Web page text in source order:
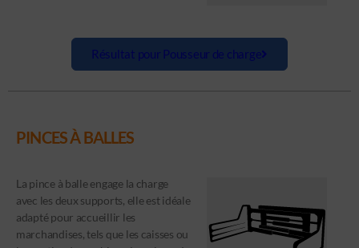
Résultat pour Pousseur de charge
PINCES À BALLES
La pince à balle engage la charge
avec les deux supports, elle est idéale
adapté pour accueillir les
marchandises, tels que les caisses ou